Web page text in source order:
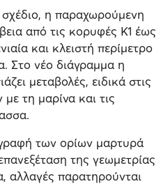
η παραχωρούμενη
από τις κορυφές Κ1 έως
και κλειστή περίμετρο
Στο νέο διάγραμμα η
μεταβολές, ειδικά στις
με τη μαρίνα και τις
των ορίων μαρτυρά
της γεωμετρίας
αλλαγές παρατηρούνται